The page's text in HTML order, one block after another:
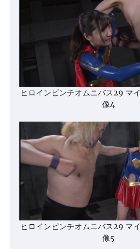
ヒロインピンチオムニバス29 マ
像4
ヒロインピンチオムニバス29 マ
像5